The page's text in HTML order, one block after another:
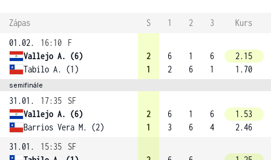
Zápas S 1 2 3
Kurs
01.02.
16:10
F
Vallejo A. (6)
Tabilo A. (1)
2
1
6
2
1
6
6
1
2.15
1.70
semifinále
31.01. 17:35
SF
Vallejo A. (6)
Barrios Vera M. (2)
2
1
6
3
1
6
6
4
1.53
2.46
31.01.
15:35
SF